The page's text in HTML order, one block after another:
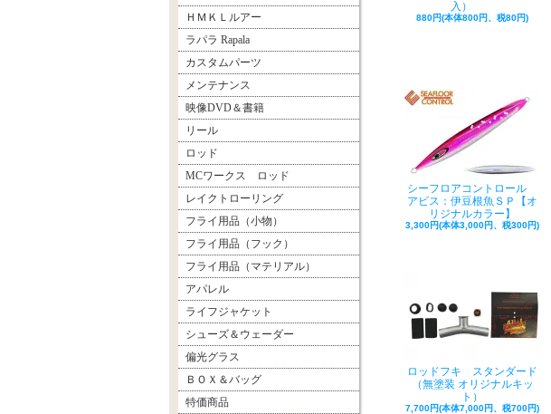
ＨＭＫＬルアー
ラパラ Rapala
カスタムパーツ
メンテナンス
映像DVD＆書籍
リール
ロッド
MCワークス ロッド
レイクトローリング
フライ用品（小物）
フライ用品（フック）
フライ用品（マテリアル）
アパレル
ライフジャケット
シューズ＆ウェーダー
偏光グラス
ＢＯＸ＆バッグ
特価商品
入）
880円(本体800円、税80円)
シーフロアコントロール
アビス：伊豆根魚ＳＰ【オ
リジナルカラー】
3,300円(本体3,000円、税300円)
ロッドフキ スタンダード
（無塗装 オリジナルキッ
ト）
7,700円(本体7,000円、税700円)